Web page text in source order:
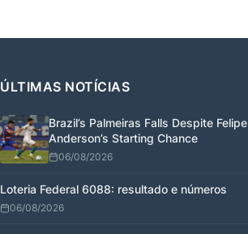
ÚLTIMAS NOTÍCIAS
Brazil’s Palmeiras Falls Despite Felipe
Anderson’s Starting Chance
06/08/2026
Loteria Federal 6088: resultado e números
06/08/2026